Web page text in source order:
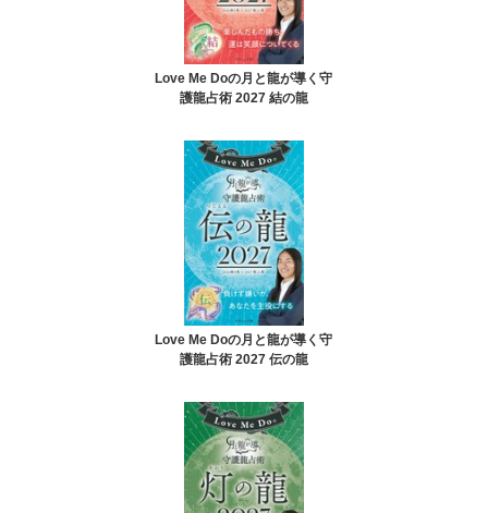
Love Me Doの月と龍が導く守
護龍占術 2027 結の龍
Love Me Doの月と龍が導く守
護龍占術 2027 伝の龍